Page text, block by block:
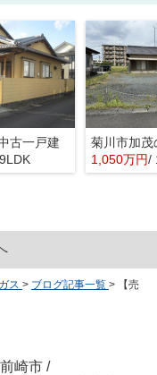
古一戸建
菊川市加茂
1,050万円/
ス > ブログ記事一覧 >
【売
崎市 /